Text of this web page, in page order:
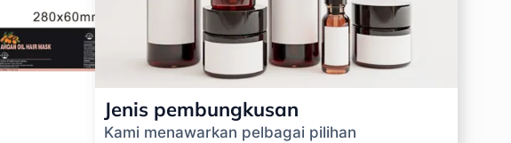
Jenis pembungkusan
Kami menawarkan pelbagai pilihan